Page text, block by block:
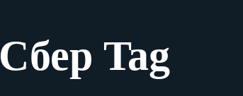
Сбер Tag